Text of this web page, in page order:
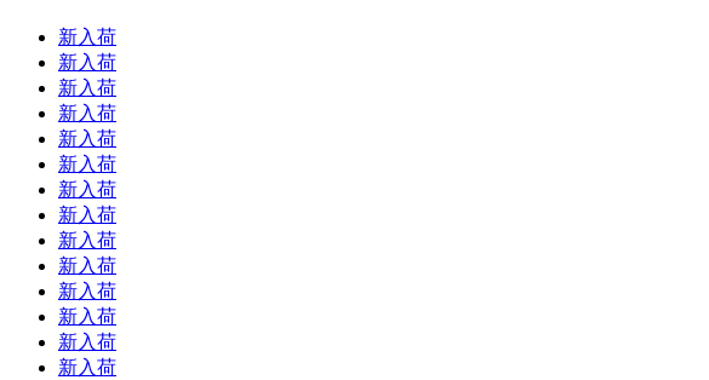
新入荷
新入荷
新入荷
新入荷
新入荷
新入荷
新入荷
新入荷
新入荷
新入荷
新入荷
新入荷
新入荷
新入荷